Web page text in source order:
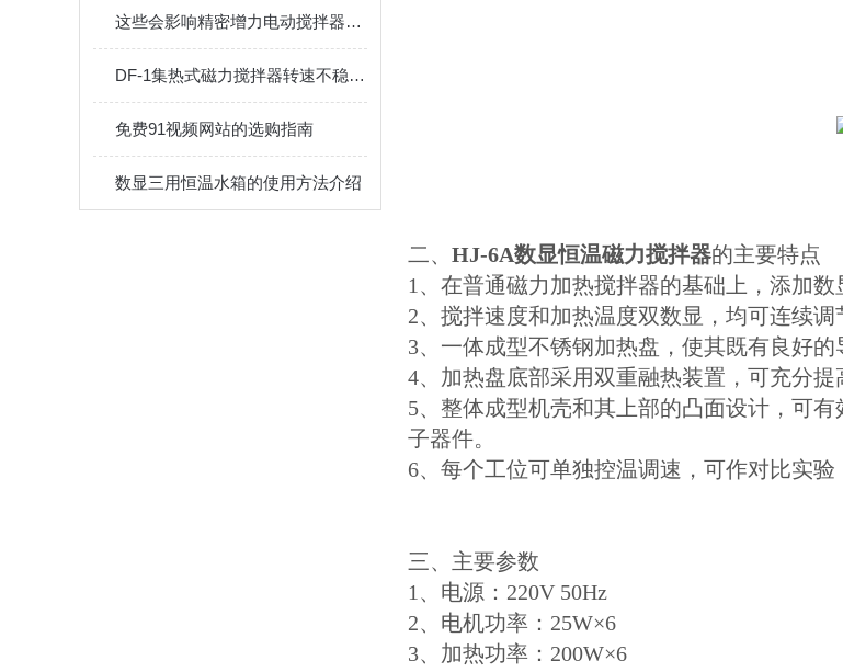
这些会影响精密增力电动搅拌器使用寿命的因素您知道吗？
DF-1集热式磁力搅拌器转速不稳定的原因分析
免费91视频网站的选购指南
数显三用恒温水箱的使用方法介绍
二、 HJ-6A数显恒温磁力搅拌器的主要特点
1、 在普通磁力加热搅拌器的基础上，添加数
2、搅拌速度和加热温度双数显，均可连续
3、一体成型不锈钢加热盘，使其既有良好
4、加热盘底部采用双重融热装置，可充分提
5、整体成型机壳和其上部的凸面设计，可
子器件。
6、每个工位可单独控温调速，可作对比实验
三、主要参数
1、电源：220V 50Hz
2、电机功率：25W×6
3、加热功率：200W×6